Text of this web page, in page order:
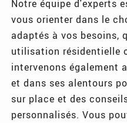
Notre équipe d'experts
vous orienter dans le
adaptés à vos besoins,
utilisation résidentielle
intervenons également
et dans ses alentours
sur place et des
personnalisés. Vous